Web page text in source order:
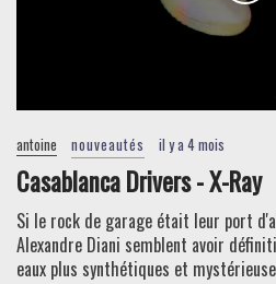
antoine nouveautés il y a 4 mois
Casablanca Drivers - X-Ray
Si le rock de garage était leur port
Alexandre Diani semblent avoir
eaux plus synthétiques et